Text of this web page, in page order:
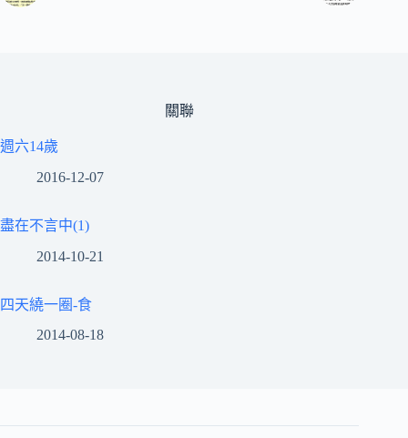
關聯
週六14歲
2016-12-07
盡在不言中(1)
2014-10-21
四天繞一圈-食
2014-08-18